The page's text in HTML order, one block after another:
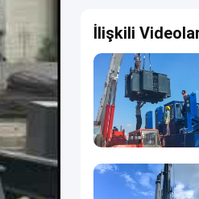
İlişkili